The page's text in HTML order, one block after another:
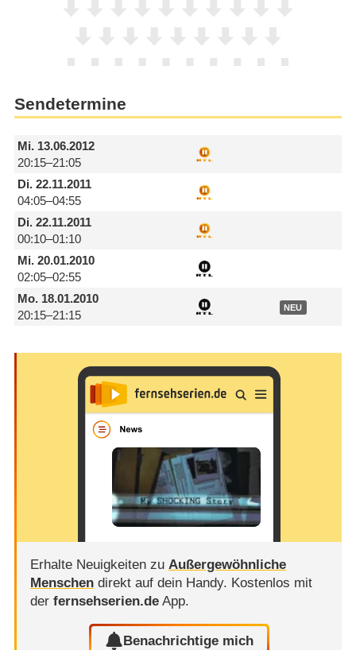
Sendetermine
Mi.13.06.2012
20:15–21:05
Di.22.11.2011
04:05–04:55
Di.22.11.2011
00:10–01:10
Mi.20.01.2010
02:05–02:55
Mo.18.01.2010
20:15–21:15
NEU
Erhalte Neuigkeiten zu Außergewöhnliche
Menschendirekt auf dein Handy. Kostenlos mit
der fernsehserien.deApp.
Benachrichtige mich